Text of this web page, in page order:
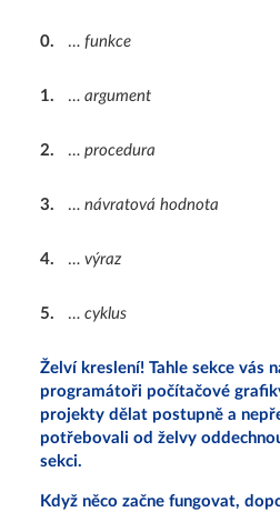
0. …funkce
1. …argument
2. …procedura
3. …návratová hodnota
4. …výraz
5. …cyklus
Želví kreslení! Tahle sekce vás
programátoři počítačové
projekty dělat postupně a
potřebovali od želvy
sekci.
Když něco začne fungovat,